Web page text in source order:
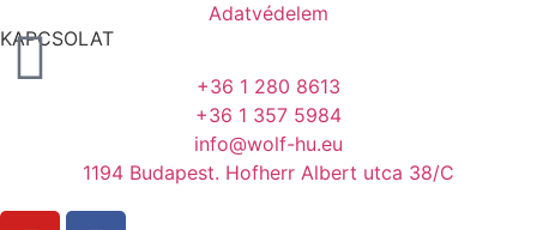
Adatvédelem
KAPCSOLAT
+36 1 280 8613
+36 1 357 5984
info@wolf-hu.eu
1194 Budapest. Hofherr Albert utca 38/C